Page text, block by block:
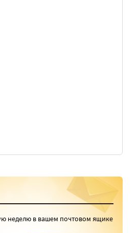
неделю в вашем почтовом ящике